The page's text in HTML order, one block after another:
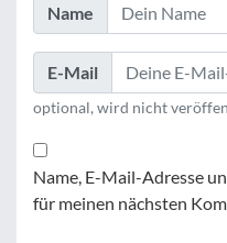
Name
E-Mail
optional, wird nicht
Name, E-Mail-Adresse
für meinen nächsten